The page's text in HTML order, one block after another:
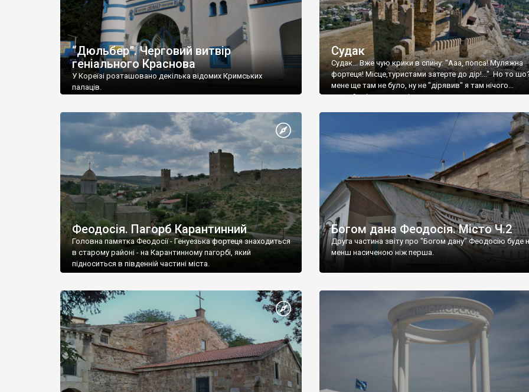
“Дюльбер”. Черговий витвір
геніального Краснова
У Кореїзі розташовано декілька відомих Кримських
палаців.
Судак
Судак... Вже чую крики в спину: "Ааа, попса! Муляжна
фортеця! Місце,туристами затерте до дір!..." Но то
мене ще там не було, ну не "дірявив" я там нічого...
принаймні до цього літа.
Феодосія. Пагорб Карантинний
Головна памятка Феодосії - Генуезька фортеця знаходиться
в старому районі - на Карантинному пагорбі, який
підноситься в південній частині міста.
Богом дана Феодосія. Місто Ч.2
Друга частина звіту про "Богом дану" Феодосію буде
менш насиченою ніж перша.